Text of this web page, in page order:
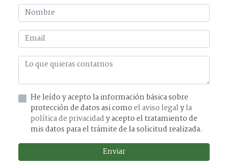
He leído y acepto la información básica sobre
protección de datos asi comoel aviso legalyla
política de privacidady acepto el tratamiento de
mis datos para el trámite de la solicitud realizada.
Enviar